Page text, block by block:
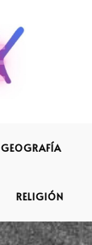
GEOGRAFÍA
RELIGIÓN